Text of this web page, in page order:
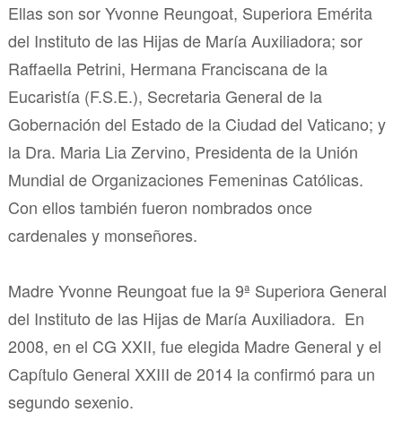
Ellas son sor Yvonne Reungoat, Superiora Emérita
del Instituto de las Hijas de María Auxiliadora; sor
Raffaella Petrini, Hermana Franciscana de la
Eucaristía (F.S.E.), Secretaria General de la
Gobernación del Estado de la Ciudad del Vaticano; y
la Dra. Maria Lia Zervino, Presidenta de la Unión
Mundial de Organizaciones Femeninas Católicas.
Con ellos también fueron nombrados once
cardenales y monseñores.
Madre Yvonne Reungoat fue la 9ª Superiora General
del Instituto de las Hijas de María Auxiliadora. En
2008, en el CG XXII, fue elegida Madre General y el
Capítulo General XXIII de 2014 la confirmó para un
segundo sexenio.